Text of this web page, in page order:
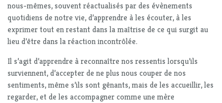
nous-mêmes, souvent réactualisés par des évènements
quotidiens de notre vie, d’apprendre à les écouter, à les
exprimer tout en restant dans la maîtrise de ce qui surgit au
lieu d’être dans la réaction incontrôlée.
Il s’agit d’apprendre à reconnaître nos ressentis lorsqu’ils
surviennent, d’accepter de ne plus nous couper de nos
sentiments, même s’ils sont gênants, mais de les accueillir, les
regarder, et de les accompagner comme une mère